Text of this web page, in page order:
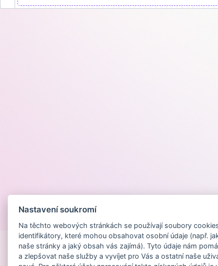
Nastavení soukromí
Na těchto webových stránkách se používají soubory
identifikátory, které mohou obsahovat osobní údaje (např.
naše stránky a jaký obsah vás zajímá). Tyto údaje nám
a zlepšovat naše služby a vyvíjet pro Vás a ostatní naše